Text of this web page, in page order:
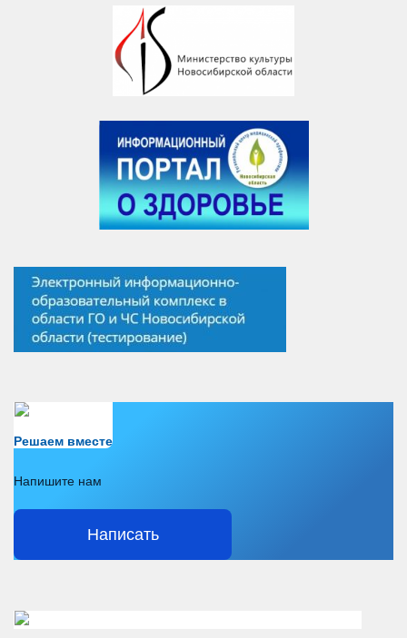
Решаем вместе
Напишите нам
Написать